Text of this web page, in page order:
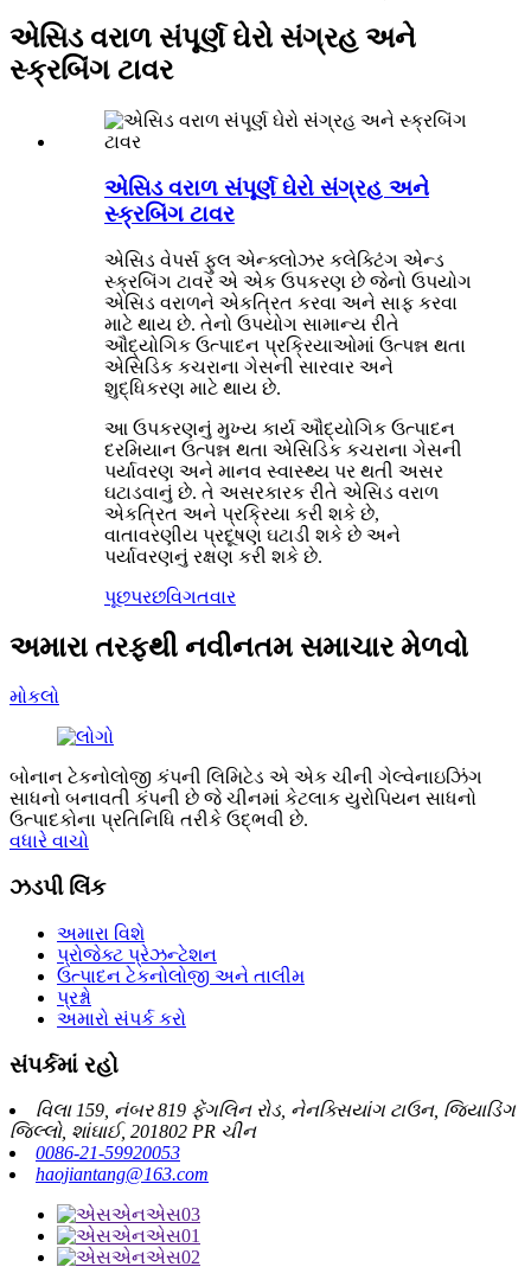
એસિડ વરાળ સંપૂર્ણ ઘેરો સંગ્રહ અને
સ્ક્રબિંગ ટાવર
એસિડ વરાળ સંપૂર્ણ ઘેરો સંગ્રહ અને
સ્ક્રબિંગ ટાવર
એસિડ વેપર્સ ફુલ એન્ક્લોઝર કલેક્ટિંગ એન્ડ
સ્ક્રબિંગ ટાવર એ એક ઉપકરણ છે જેનો ઉપયોગ
એસિડ વરાળને એકત્રિત કરવા અને સાફ કરવા
માટે થાય છે. તેનો ઉપયોગ સામાન્ય રીતે
ઔદ્યોગિક ઉત્પાદન પ્રક્રિયાઓમાં ઉત્પન્ન થતા
એસિડિક કચરાના ગેસની સારવાર અને
શુદ્ધિકરણ માટે થાય છે.
આ ઉપકરણનું મુખ્ય કાર્ય ઔદ્યોગિક ઉત્પાદન
દરમિયાન ઉત્પન્ન થતા એસિડિક કચરાના ગેસની
પર્યાવરણ અને માનવ સ્વાસ્થ્ય પર થતી અસર
ઘટાડવાનું છે. તે અસરકારક રીતે એસિડ વરાળ
એકત્રિત અને પ્રક્રિયા કરી શકે છે,
વાતાવરણીય પ્રદૂષણ ઘટાડી શકે છે અને
પર્યાવરણનું રક્ષણ કરી શકે છે.
પૂછપરછવિગતવાર
અમારા તરફથી નવીનતમ સમાચાર મેળવો
મોકલો
બોનાન ટેકનોલોજી કંપની લિમિટેડ એ એક ચીની ગેલ્વેનાઇઝિંગ
સાધનો બનાવતી કંપની છે જે ચીનમાં કેટલાક યુરોપિયન સાધનો
ઉત્પાદકોના પ્રતિનિધિ તરીકે ઉદ્ભવી છે.
વધારે વાચો
ઝડપી લિંક
અમારા વિશે
પ્રોજેક્ટ પ્રેઝન્ટેશન
ઉત્પાદન ટેકનોલોજી અને તાલીમ
પ્રશ્નો
અમારો સંપર્ક કરો
સંપર્કમાં રહો
વિલા 159, નંબર 819 ફેંગલિન રોડ, નેનક્સિયાંગ ટાઉન, જિયાડિંગ
જિલ્લો, શાંઘાઈ, 201802 PR ચીન
0086-21-59920053
haojiantang@163.com